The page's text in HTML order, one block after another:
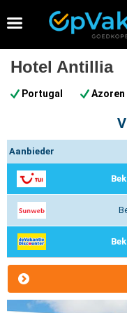
Vakantie 2026
Hotel Antillia
Portugal Azoren
Aanbieder